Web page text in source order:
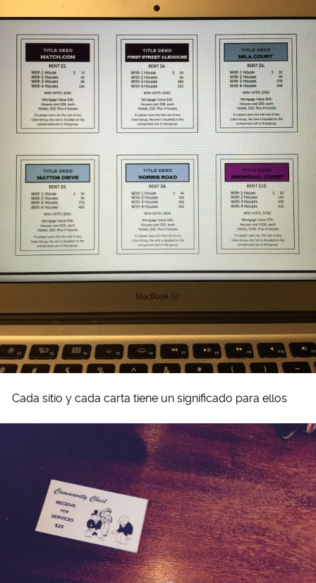
Cada sitio y cada carta tiene un significado para ellos